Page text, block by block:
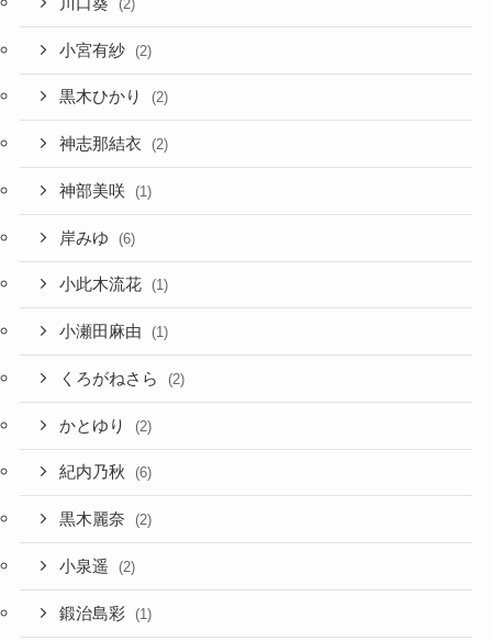
(2)
小宮有紗 (2)
黒木ひかり (2)
神志那結衣 (2)
神部美咲 (1)
岸みゆ (6)
小此木流花 (1)
小瀬田麻由 (1)
くろがねさら (2)
かとゆり (2)
紀内乃秋 (6)
黒木麗奈 (2)
小泉遥 (2)
鍛治島彩 (1)